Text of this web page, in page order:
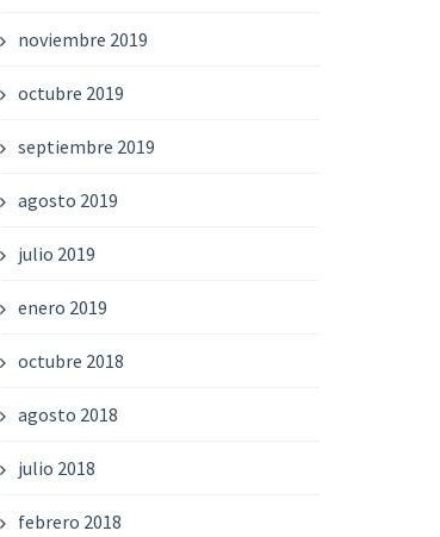
noviembre 2019
octubre 2019
septiembre 2019
agosto 2019
julio 2019
enero 2019
octubre 2018
agosto 2018
julio 2018
febrero 2018